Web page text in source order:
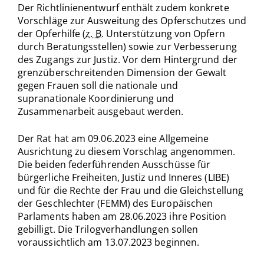
Der Richtlinienentwurf enthält zudem konkrete
Vorschläge zur Ausweitung des Opferschutzes und
der Opferhilfe (z. B. Unterstützung von Opfern
durch Beratungsstellen) sowie zur Verbesserung
des Zugangs zur Justiz. Vor dem Hintergrund der
grenzüberschreitenden Dimension der Gewalt
gegen Frauen soll die nationale und
supranationale Koordinierung und
Zusammenarbeit ausgebaut werden.
Der Rat hat am 09.06.2023 eine Allgemeine
Ausrichtung zu diesem Vorschlag angenommen.
Die beiden federführenden Ausschüsse für
bürgerliche Freiheiten, Justiz und Inneres (LIBE)
und für die Rechte der Frau und die Gleichstellung
der Geschlechter (FEMM) des Europäischen
Parlaments haben am 28.06.2023 ihre Position
gebilligt. Die Trilogverhandlungen sollen
voraussichtlich am 13.07.2023 beginnen.